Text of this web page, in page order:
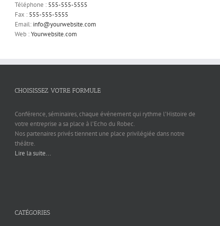
Téléphone : 555-555-5555
Fax : 555-555-5555
Email: info@yourwebsite.com
Web :Yourwebsite.com
CHOISISSEZ VOTRE FORMULE
Conférence, séminaires, chaque événement qui rythme l’Histoire de
votre entreprise a sa place à l’Echo du Robec.
Nos partenaires privés tiennent une place privilégiée dans notre
théâtre.
Lire la suite...
CATÉGORIES